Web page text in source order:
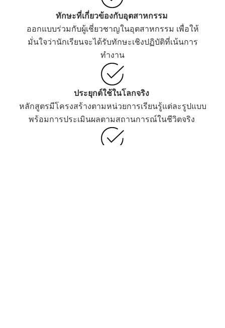
ทักษะที่เกี่ยวข้องกับอุตสาหกรรม
ออกแบบร่วมกับผู้เชี่ยวชาญในอุตสาหกรรม เพื่อให้
มั่นใจว่านักเรียนจะได้รับทักษะเชิงปฏิบัติที่เน้นการ
ทำงาน
ประยุกต์ใช้ในโลกจริง
หลักสูตรมีโครงสร้างตามหน่วยการเรียนรู้แต่ละรูปแบบ
พร้อมการประเมินผลตามสถานการณ์ในชีวิตจริง